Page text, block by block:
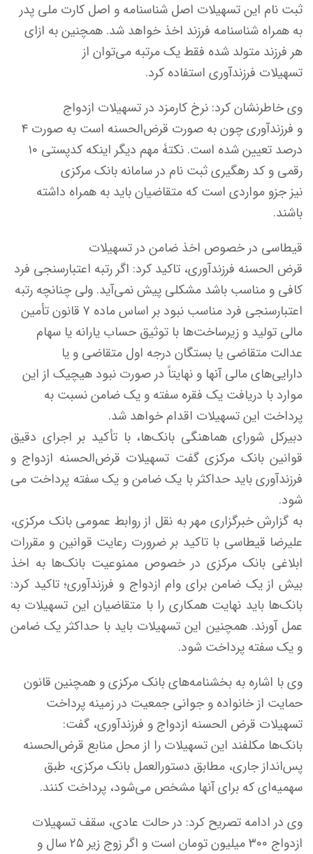
ثبت نام این تسهیلات اصل شناسنامه و اصل کارت ملی پدر
به همراه شناسنامه فرزند اخذ خواهد شد. همچنین به ازای
هر فرزند متولد شده فقط یک مرتبه می‌توان از
تسهیلات فرزندآوری استفاده کرد.
وی خاطرنشان کرد: نرخ کارمزد در تسهیلات ازدواج
و فرزندآوری چون به صورت قرض‌الحسنه است به صورت ۴
درصد تعیین شده است. نکتۀ مهم دیگر اینکه کدپستی ۱۰
رقمی و کد رهگیری ثبت نام در سامانه بانک مرکزی
نیز جزو مواردی است که متقاضیان باید به همراه داشته
باشند.
قیطاسی در خصوص اخذ ضامن در تسهیلات
قرض الحسنه فرزندآوری، تاکید کرد: اگر رتبه اعتبارسنجی فرد
کافی و مناسب باشد مشکلی پیش نمی‌آید. ولی چنانچه رتبه
اعتبارسنجی فرد مناسب نبود بر اساس ماده ۷ قانون تأمین
مالی تولید و زیرساخت‌ها با توثیق حساب یارانه یا سهام
عدالت متقاضی یا بستگان درجه اول متقاضی و یا
دارایی‌های مالی آنها و نهایتاً در صورت نبود هیچیک از این
موارد با دریافت یک فقره سفته و یک ضامن نسبت به
پرداخت این تسهیلات اقدام خواهد شد.
دبیرکل شورای هماهنگی بانک‌ها، با تأکید بر اجرای دقیق
قوانین بانک مرکزی گفت تسهیلات قرض‌الحسنه ازدواج و
فرزندآوری باید حداکثر با یک ضامن و یک سفته پرداخت می
شود.
به گزارش خبرگزاری مهر به نقل از روابط عمومی بانک مرکزی،
علیرضا قیطاسی با تاکید بر ضرورت رعایت قوانین و مقررات
ابلاغی بانک مرکزی در خصوص ممنوعیت بانک‌ها به اخذ
بیش از یک ضامن برای وام ازدواج و فرزندآوری؛ تاکید کرد:
بانک‌ها باید نهایت همکاری را با متقاضیان این تسهیلات به
عمل آورند. همچنین این تسهیلات باید با حداکثر یک ضامن
و یک سفته پرداخت شود.
وی با اشاره به بخشنامه‌های بانک مرکزی و همچنین قانون
حمایت از خانواده و جوانی جمعیت در زمینه پرداخت
تسهیلات قرض الحسنه ازدواج و فرزندآوری، گفت:
بانک‌ها مکلفند این تسهیلات را از محل منابع قرض‌الحسنه
پس‌انداز جاری، مطابق دستورالعمل بانک مرکزی، طبق
سهمیه‌ای که برای آنها مشخص می‌شود، پرداخت کنند.
وی در ادامه تصریح کرد: در حالت عادی، سقف تسهیلات
ازدواج ۳۰۰ میلیون تومان است و اگر زوج زیر ۲۵ سال و